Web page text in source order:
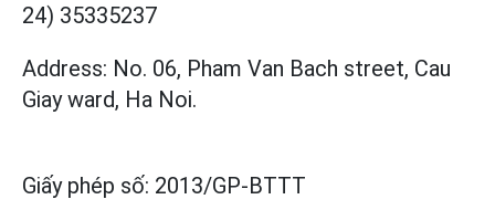
24) 35335237
Address: No. 06, Pham Van Bach street, Cau
Giay ward, Ha Noi.
Giấy phép số: 2013/GP-BTTT